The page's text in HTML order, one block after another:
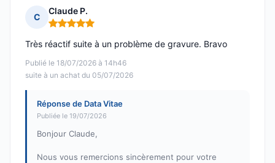
C
Claude P.
Note : 5 sur 5
Publié le 18/07/2026 à 14h46
suite à un achat du 05/07/2026
Très réactif suite à un problème de gravure. Bravo
Réponse de Data Vitae
Publiée le 19/07/2026
Bonjour Claude,
Nous vous remercions sincèrement pour votre